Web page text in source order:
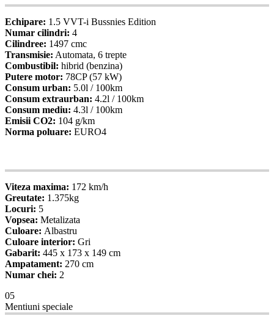
Echipare: 1.5 VVT-i Bussnies Edition
Numar cilindri: 4
Cilindree: 1497 cmc
Transmisie: Automata, 6 trepte
Combustibil: hibrid (benzina)
Putere motor: 78CP (57 kW)
Consum urban: 5.0l / 100km
Consum extraurban: 4.2l / 100km
Consum mediu: 4.3l / 100km
Emisii CO2: 104 g/km
Norma poluare: EURO4
Viteza maxima: 172 km/h
Greutate: 1.375kg
Locuri: 5
Vopsea: Metalizata
Culoare: Albastru
Culoare interior: Gri
Gabarit: 445 x 173 x 149 cm
Ampatament: 270 cm
Numar chei: 2
05
Mentiuni speciale